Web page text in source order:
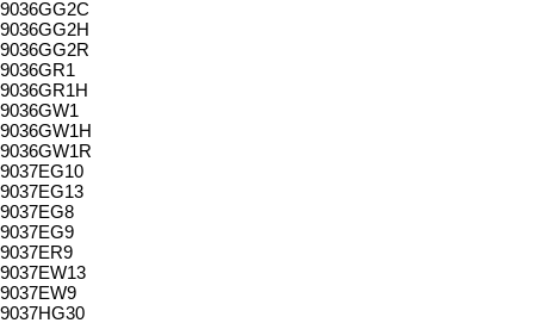
9036GG2C
9036GG2H
9036GG2R
9036GR1
9036GR1H
9036GW1
9036GW1H
9036GW1R
9037EG10
9037EG13
9037EG8
9037EG9
9037ER9
9037EW13
9037EW9
9037HG30